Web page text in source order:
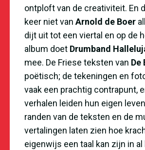
ontploft van de creativiteit. En
keer niet van Arnold de Boer
dijt uit tot een viertal en op de
album doet Drumband
mee. De Friese teksten van De
poëtisch; de tekeningen en
vaak een prachtig contrapunt,
verhalen leiden hun eigen
randen van de teksten en de
vertalingen laten zien hoe
eigenwijs een taal kan zijn in al